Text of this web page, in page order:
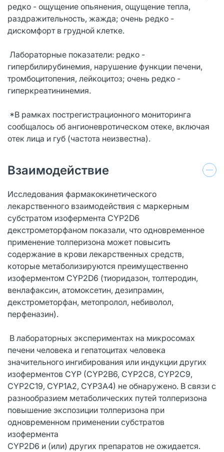
редко - ощущение опьянения, ощущение тепла,
раздражительность, жажда; очень редко -
дискомфорт в грудной клетке.
Лабораторные показатели: редко -
гипербилирубинемия, нарушение функции печени,
тромбоцитопения, лейкоцитоз; очень редко -
гиперкреатининемия.
*В рамках пострегистрационного мониторинга
сообщалось об ангионевротическом отеке, включая
отек лица и губ (частота неизвестна).
Взаимодействие
Исследования фармакокинетического
лекарственного взаимодействия с маркерным
субстратом изофермента CYP2D6
декстрометорфаном показали, что одновременное
применение толперизона может повысить
содержание в крови лекарственных средств,
которые метаболизируются преимущественно
изоферментом CYP2D6 (тиоридазон, толтеродин,
венлафаксин, атомоксетин, дезипрамин,
декстрометорфан, метопролол, небиволол,
перфеназин).
В лабораторных экспериментах на микросомах
печени человека и гепатоцитах человека
значительного ингибирования или индукции других
изоферментов CYP (CYP2B6, CYP2C8, CYP2C9,
CYP2C19, CYP1A2, CYP3A4) не обнаружено. В связи с
разнообразием метаболических путей толперизона
повышение экспозиции толперизона при
одновременном применении субстратов
изофермента
CYP2D6 и (или) других препаратов не ожидается.